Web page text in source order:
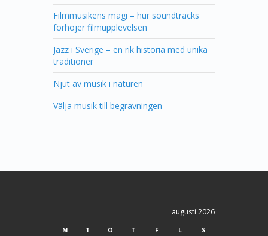
Filmmusikens magi – hur soundtracks
förhöjer filmupplevelsen
Jazz i Sverige – en rik historia med unika
traditioner
Njut av musik i naturen
Välja musik till begravningen
augusti 2026
M T O T F L S